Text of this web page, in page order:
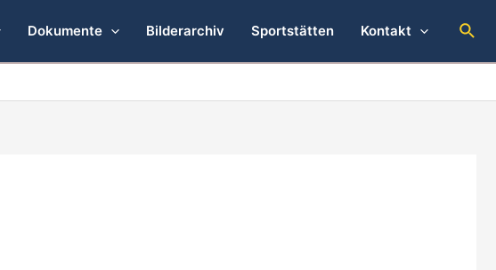
Dokumente Bilderarchiv Sportstätten Kontakt